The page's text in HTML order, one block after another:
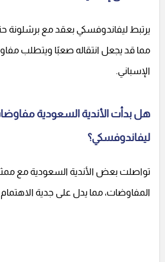
مما قد يجعل انتقاله صعبًا ويتطلب
الإسباني.
هل بدأت الأندية السعودية
ليفاندوفسكي؟
تواصلت بعض الأندية السعودية مع
المفاوضات، مما يدل على جدية الاهتمام